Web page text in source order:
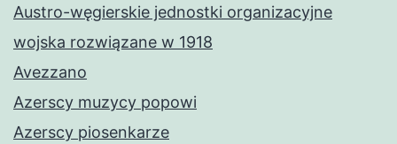
Austro-węgierskie jednostki organizacyjne
wojska rozwiązane w 1918
Avezzano
Azerscy muzycy popowi
Azerscy piosenkarze